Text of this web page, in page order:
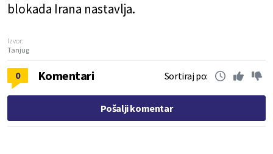
blokada Irana nastavlja.
Izvor:
Tanjug
0 Komentari Sortiraj po:
Pošalji komentar